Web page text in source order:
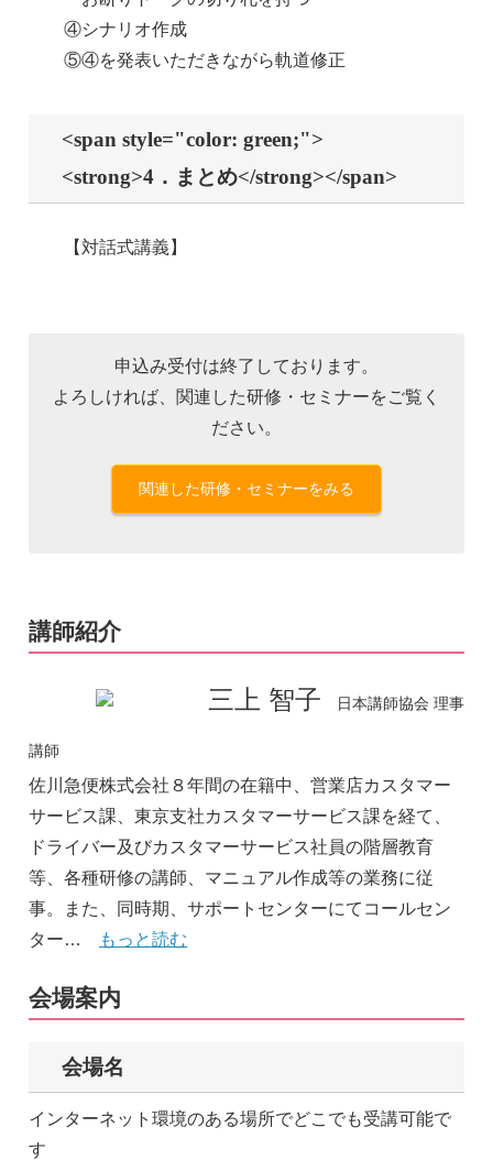
④シナリオ作成
⑤④を発表いただきながら軌道修正
<span style="color: green;">
<strong>4．まとめ</strong></span>
【対話式講義】
申込み受付は終了しております。
よろしければ、関連した研修・セミナーをご覧く
ださい。
関連した研修・セミナーをみる
講師紹介
三上 智子 日本講師協会 理事
講師
佐川急便株式会社８年間の在籍中、営業店カスタマー
サービス課、東京支社カスタマーサービス課を経て、
ドライバー及びカスタマーサービス社員の階層教育
等、各種研修の講師、マニュアル作成等の業務に従
事。また、同時期、サポートセンターにてコールセン
ター…
もっと読む
会場案内
会場名
インターネット環境のある場所でどこでも受講可能で
す